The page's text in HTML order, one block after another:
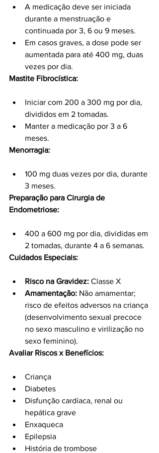
A medicação deve ser iniciada
durante a menstruação e
continuada por 3, 6 ou 9 meses.
Em casos graves, a dose pode ser
aumentada para até 400 mg, duas
vezes por dia.
Mastite Fibrocística:
Iniciar com 200 a 300 mg por dia,
divididos em 2 tomadas.
Manter a medicação por 3 a 6
meses.
Menorragia:
100 mg duas vezes por dia, durante
3 meses.
Preparação para Cirurgia de
Endometriose:
400 a 600 mg por dia, divididas em
2 tomadas, durante 4 a 6 semanas.
Cuidados Especiais:
Risco na Gravidez: Classe X
Amamentação: Não amamentar;
risco de efeitos adversos na criança
(desenvolvimento sexual precoce
no sexo masculino e virilização no
sexo feminino).
Avaliar Riscos x Benefícios:
Criança
Diabetes
Disfunção cardíaca, renal ou
hepática grave
Enxaqueca
Epilepsia
História de trombose